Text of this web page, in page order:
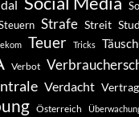
Strafe Streit
Teuer Tricks
Verbot
Verdacht Vertrag
Österreich